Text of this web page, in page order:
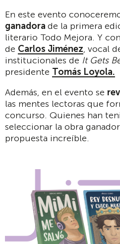
En este evento
ganadora de la primera
literario Todo Mejora. Y
de Carlos Jiménez, vocal
institucionales de It Gets
presidente Tomás Loyola.
Además, en el evento se
las mentes lectoras que
concurso. Quienes han
seleccionar la obra
propuesta increíble.